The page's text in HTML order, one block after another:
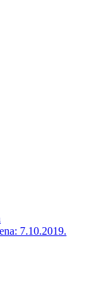
7.10.2019.